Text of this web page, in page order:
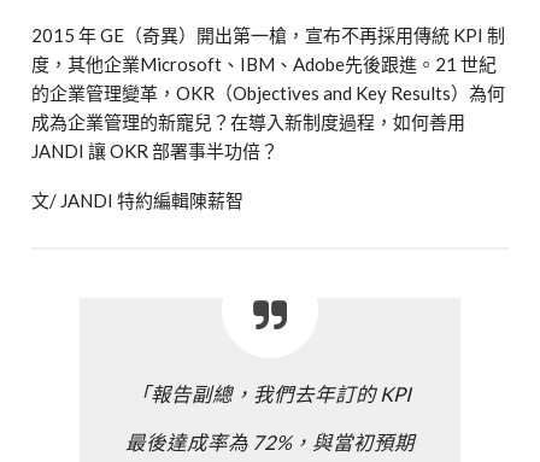
2015 年 GE（奇異）開出第一槍，宣布不再採用傳統 KPI 制
度，其他企業Microsoft、IBM、Adobe先後跟進。21 世紀
的企業管理變革，OKR（Objectives and Key Results）為何
成為企業管理的新寵兒？在導入新制度過程，如何善用
JANDI 讓 OKR 部署事半功倍？
文/ JANDI 特約編輯陳薪智
「報告副總，我們去年訂的 KPI
最後達成率為 72%，與當初預期